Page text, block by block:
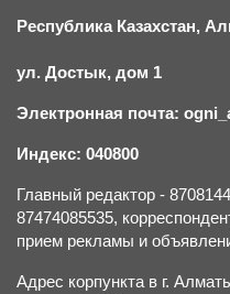
Республика Казахстан,
ул. Достык, дом 1
Электронная почта:
Индекс: 040800
Главный редактор -
87474085535,
прием рекламы и
Адрес корпункта в г.